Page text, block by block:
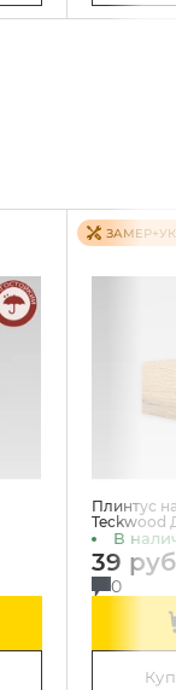
Плинтус
Teckwood
В
39
0